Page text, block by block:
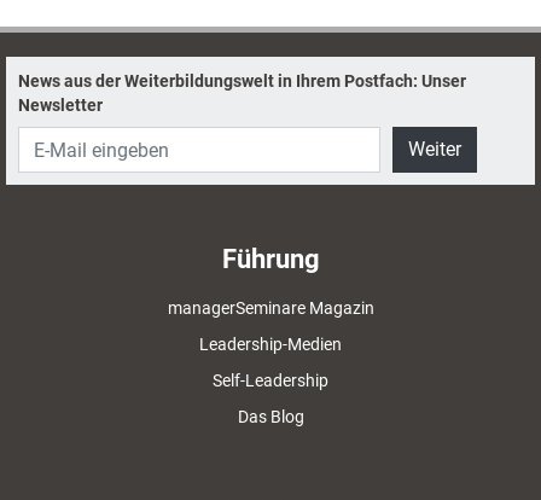
News aus der Weiterbildungswelt in Ihrem Postfach: Unser
Newsletter
Weiter
Führung
managerSeminare Magazin
Leadership-Medien
Self-Leadership
Das Blog